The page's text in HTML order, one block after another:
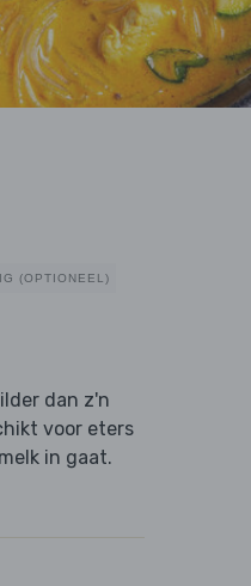
(OPTIONEEL)
dan z'n
voor eters
in gaat.